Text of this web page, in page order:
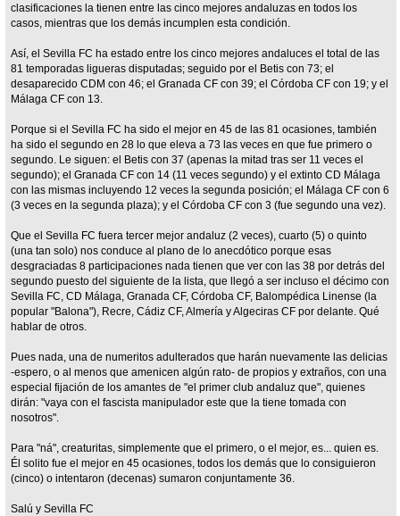
clasificaciones la tienen entre las cinco mejores andaluzas en todos los
casos, mientras que los demás incumplen esta condición.
Así, el Sevilla FC ha estado entre los cinco mejores andaluces el total de las
81 temporadas ligueras disputadas; seguido por el Betis con 73; el
desaparecido CDM con 46; el Granada CF con 39; el Córdoba CF con 19; y el
Málaga CF con 13.
Porque si el Sevilla FC ha sido el mejor en 45 de las 81 ocasiones, también
ha sido el segundo en 28 lo que eleva a 73 las veces en que fue primero o
segundo. Le siguen: el Betis con 37 (apenas la mitad tras ser 11 veces el
segundo); el Granada CF con 14 (11 veces segundo) y el extinto CD Málaga
con las mismas incluyendo 12 veces la segunda posición; el Málaga CF con 6
(3 veces en la segunda plaza); y el Córdoba CF con 3 (fue segundo una vez).
Que el Sevilla FC fuera tercer mejor andaluz (2 veces), cuarto (5) o quinto
(una tan solo) nos conduce al plano de lo anecdótico porque esas
desgraciadas 8 participaciones nada tienen que ver con las 38 por detrás del
segundo puesto del siguiente de la lista, que llegó a ser incluso el décimo con
Sevilla FC, CD Málaga, Granada CF, Córdoba CF, Balompédica Linense (la
popular "Balona"), Recre, Cádiz CF, Almería y Algeciras CF por delante. Qué
hablar de otros.
Pues nada, una de numeritos adulterados que harán nuevamente las delicias
-espero, o al menos que amenicen algún rato- de propios y extraños, con una
especial fijación de los amantes de "el primer club andaluz que", quienes
dirán: "vaya con el fascista manipulador este que la tiene tomada con
nosotros".
Para "ná", creaturitas, simplemente que el primero, o el mejor, es... quien es.
Él solito fue el mejor en 45 ocasiones, todos los demás que lo consiguieron
(cinco) o intentaron (decenas) sumaron conjuntamente 36.
Salú y Sevilla FC